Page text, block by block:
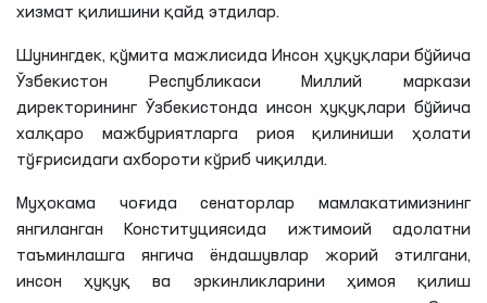
хизмат қилишини қайд этдилар.
Шунингдек, қўмита мажлисида Инсон ҳуқуқлари бўйича
Ўзбекистон Республикаси Миллий маркази
директорининг Ўзбекистонда инсон ҳуқуқлари бўйича
халқаро мажбуриятларга риоя қилиниши ҳолати
тўғрисидаги ахбороти кўриб чиқилди.
Муҳокама чоғида сенаторлар мамлакатимизнинг
янгиланган Конституциясида ижтимоий адолатни
таъминлашга янгича ёндашувлар жорий этилгани,
инсон ҳуқуқ ва эркинликларини ҳимоя қилиш